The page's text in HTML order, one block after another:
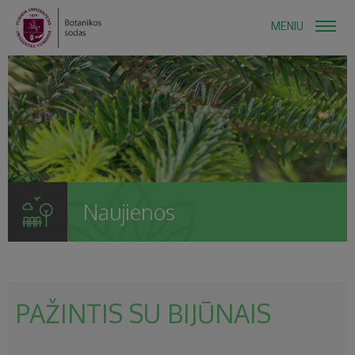
MENIU
Naujienos
PAŽINTIS SU BIJŪNAIS